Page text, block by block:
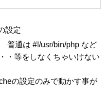
設定
普通は #!/usr/bin/php など
・等をしなくちゃいけない
の設定のみで動かす事が